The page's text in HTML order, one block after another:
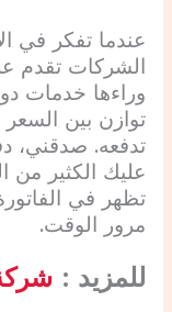
عندما تفكر في
الشركات تقدم
وراءها خدمات
توازن بين
تدفعه. صدقني،
عليك الكثير من
تظهر في
مرور الوقت.
للمزيد :